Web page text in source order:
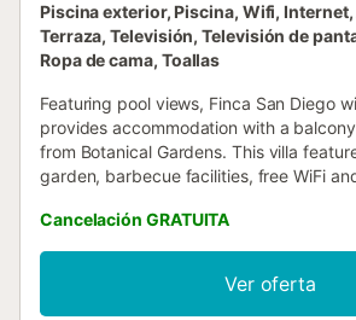
Piscina exterior, Piscina, Wifi,
Terraza, Televisión, Televisión de
Ropa de cama, Toallas
Featuring pool views, Finca San Diego
provides accommodation with a
from Botanical Gardens. This villa
garden, barbecue facilities, free WiFi
Cancelación GRATUITA
Ver oferta